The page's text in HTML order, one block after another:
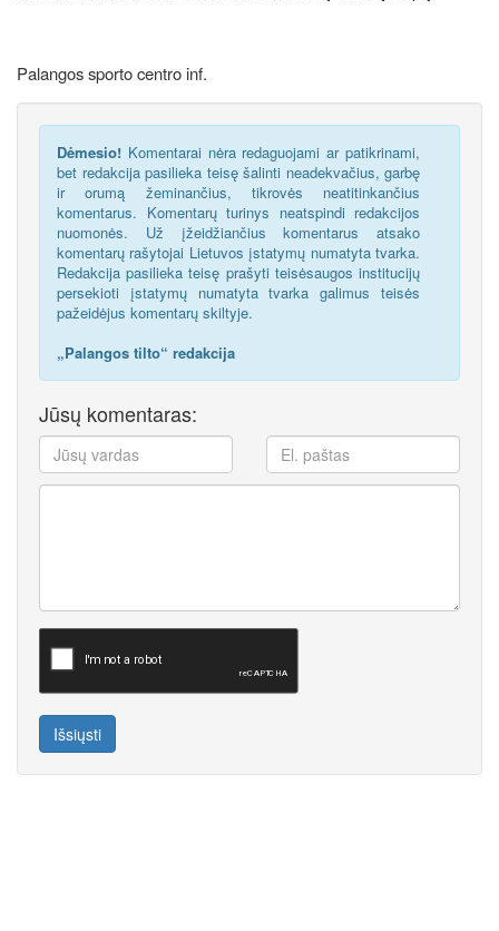
Palangos sporto centro inf.
Dėmesio! Komentarai nėra redaguojami ar patikrinami,
bet redakcija pasilieka teisę šalinti neadekvačius, garbę
ir orumą žeminančius, tikrovės neatitinkančius
komentarus. Komentarų turinys neatspindi redakcijos
nuomonės. Už įžeidžiančius komentarus atsako
komentarų rašytojai Lietuvos įstatymų numatyta tvarka.
Redakcija pasilieka teisę prašyti teisėsaugos institucijų
persekioti įstatymų numatyta tvarka galimus teisės
pažeidėjus komentarų skiltyje.
„Palangos tilto“ redakcija
Jūsų komentaras:
Išsiųsti